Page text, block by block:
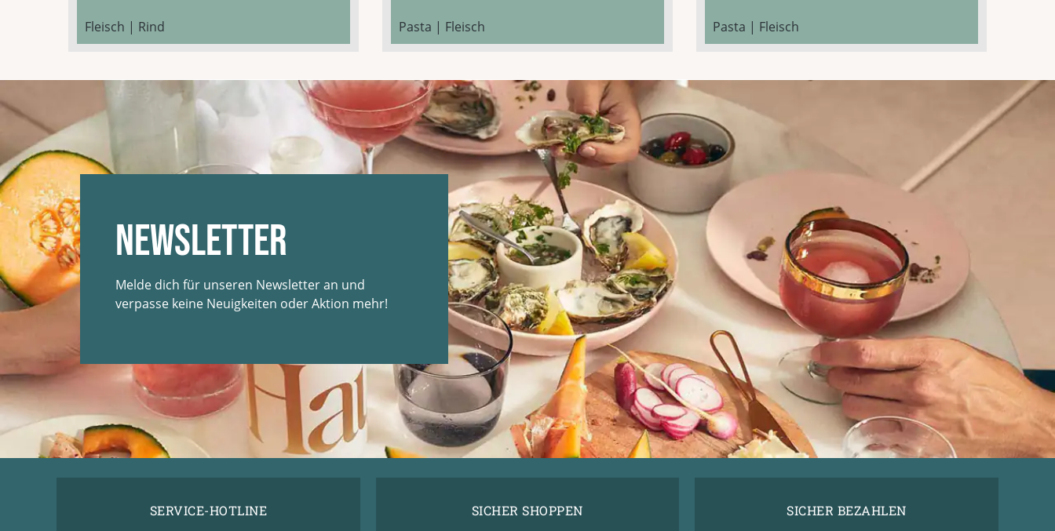
Fleisch | Rind Pasta | Fleisch Pasta | Fleisch
Newsletter
Melde dich für unseren Newsletter an und
verpasse keine Neuigkeiten oder Aktion mehr!
SERVICE-HOTLINE SICHER SHOPPEN SICHER BEZAHLEN